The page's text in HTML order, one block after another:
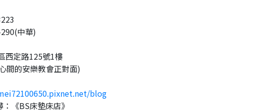
中華)
西定路125號1樓
間的安樂教會正對面)
blog
《BS床墊床店》